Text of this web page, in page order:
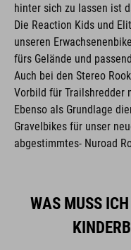
hinter sich zu lassen ist
Die Reaction Kids und
unseren
fürs Gelände und
Auch bei den Stereo
Vorbild für Trailshredder
Ebenso als Grundlage
Gravelbikes für unser
abgestimmtes- Nuroad
WAS MUSS